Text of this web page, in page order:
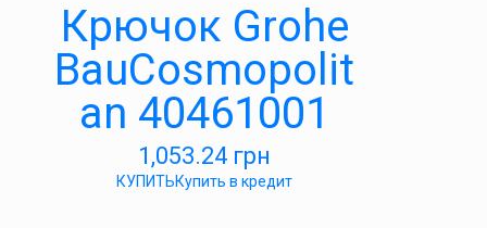
Крючок Grohe
BauCosmopolit
an 40461001
1,053.24 грн
КУПИТЬКупить в кредит